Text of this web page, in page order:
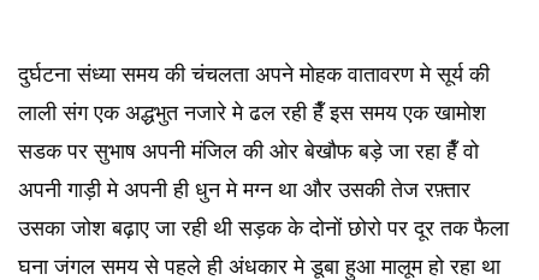
दुर्घटना संध्या समय की चंचलता अपने मोहक वातावरण मे सूर्य की
लाली संग एक अद्धभुत नजारे मे ढल रही हैँ इस समय एक खामोश
सडक पर सुभाष अपनी मंजिल की ओर बेखौफ बड़े जा रहा हैँ वो
अपनी गाड़ी मे अपनी ही धुन मे मग्न था और उसकी तेज रफ़्तार
उसका जोश बढ़ाए जा रही थी सड़क के दोनों छोरो पर दूर तक फैला
घना जंगल समय से पहले ही अंधकार मे डूबा हुआ मालूम हो रहा था